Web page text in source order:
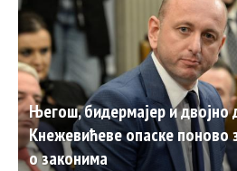
Његош, бидермајер и
Кнежевићеве опаске поново
о законима